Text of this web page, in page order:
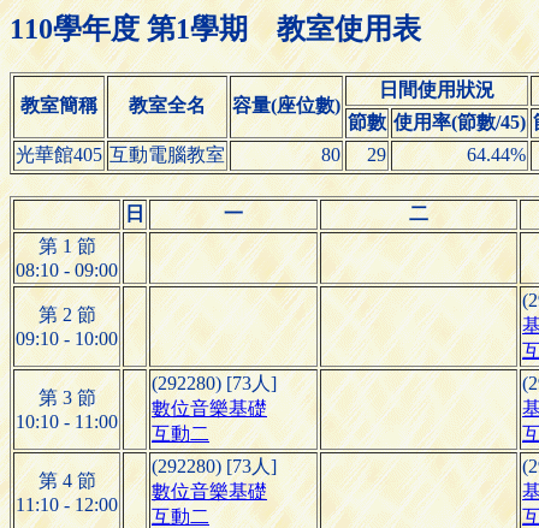
110學年度 第1學期 教室使用表
教室簡稱 教室全名 容量(座位數)
日間使用狀況
節數 使用率(節數/45)
光華館405 互動電腦教室 80 29 64.44%
日 一
二
第 1 節
08:10 - 09:00
第 2 節
09:10 - 10:00
第 3 節
10:10 - 11:00
(292280) [73人]
數位音樂基礎
互動二
第 4 節
11:10 - 12:00
(292280) [73人]
數位音樂基礎
互動二